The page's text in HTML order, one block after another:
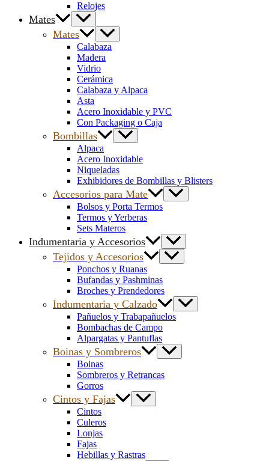
Relojes
Mates
Mates
Calabaza
Madera
Vidrio
Cerámica
Calabaza y Alpaca
Asta
Acero Inoxidable y PVC
Con Packaging o Caja
Bombillas
Alpaca
Acero Inoxidable
Niqueladas
Exhibidores de Bombillas y Blisters
Accesorios para Mate
Bolsos y Porta Termos
Termos y Yerberas
Sets Materos
Indumentaria y Accesorios
Tejidos y Accesorios
Ponchos y Ruanas
Bufandas y Pashminas
Broches y Prendedores
Indumentaria y Calzado
Pañuelos y Trabapañuelos
Bombachas de Campo
Alpargatas y Pantuflas
Boinas y Sombreros
Boinas
Sombreros y Retrancas
Gorros
Cintos y Fajas
Cintos
Culeros
Lonjas
Fajas
Hebillas y Rastras